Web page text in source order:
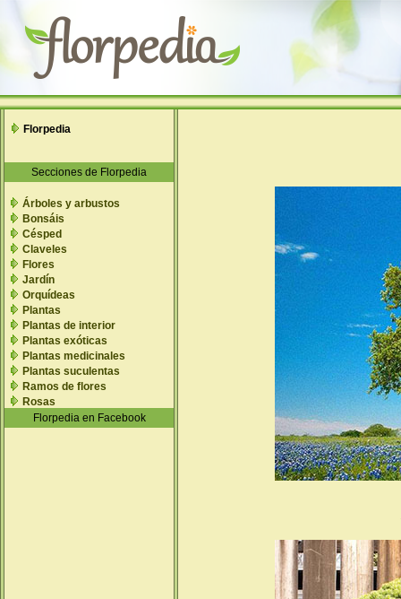
Florpedia
Secciones de Florpedia
Árboles y arbustos
Bonsáis
Césped
Claveles
Flores
Jardín
Orquídeas
Plantas
Plantas de interior
Plantas exóticas
Plantas medicinales
Plantas suculentas
Ramos de flores
Rosas
Florpedia en Facebook